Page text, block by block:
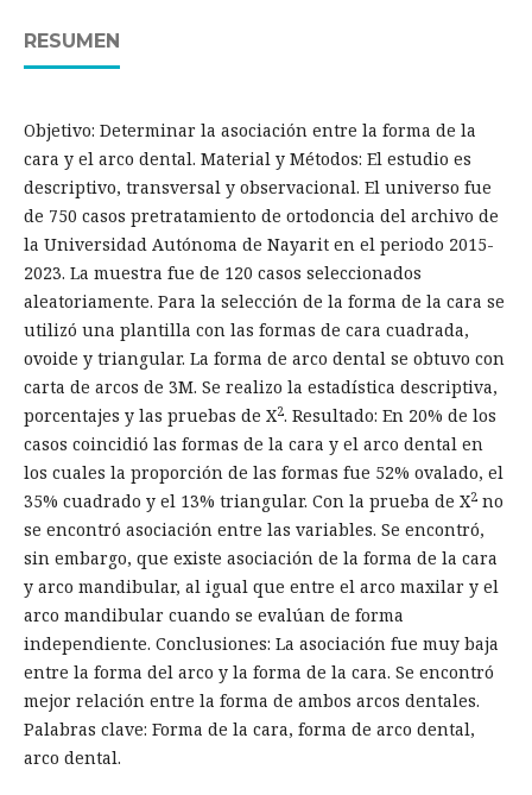
RESUMEN
Objetivo: Determinar la asociación entre la forma de la
cara y el arco dental. Material y Métodos: El estudio es
descriptivo, transversal y observacional. El universo fue
de 750 casos pretratamiento de ortodoncia del archivo de
la Universidad Autónoma de Nayarit en el periodo 2015-
2023. La muestra fue de 120 casos seleccionados
aleatoriamente. Para la selección de la forma de la cara se
utilizó una plantilla con las formas de cara cuadrada,
ovoide y triangular. La forma de arco dental se obtuvo con
carta de arcos de 3M. Se realizo la estadística descriptiva,
porcentajes y las pruebas de X2. Resultado: En 20% de los
casos coincidió las formas de la cara y el arco dental en
los cuales la proporción de las formas fue 52% ovalado, el
35% cuadrado y el 13% triangular. Con la prueba de X2no
se encontró asociación entre las variables. Se encontró,
sin embargo, que existe asociación de la forma de la cara
y arco mandibular, al igual que entre el arco maxilar y el
arco mandibular cuando se evalúan de forma
independiente. Conclusiones: La asociación fue muy baja
entre la forma del arco y la forma de la cara. Se encontró
mejor relación entre la forma de ambos arcos dentales.
Palabras clave: Forma de la cara, forma de arco dental,
arco dental.